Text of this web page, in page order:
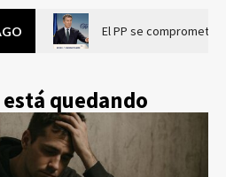
El PP se compromete
quedando